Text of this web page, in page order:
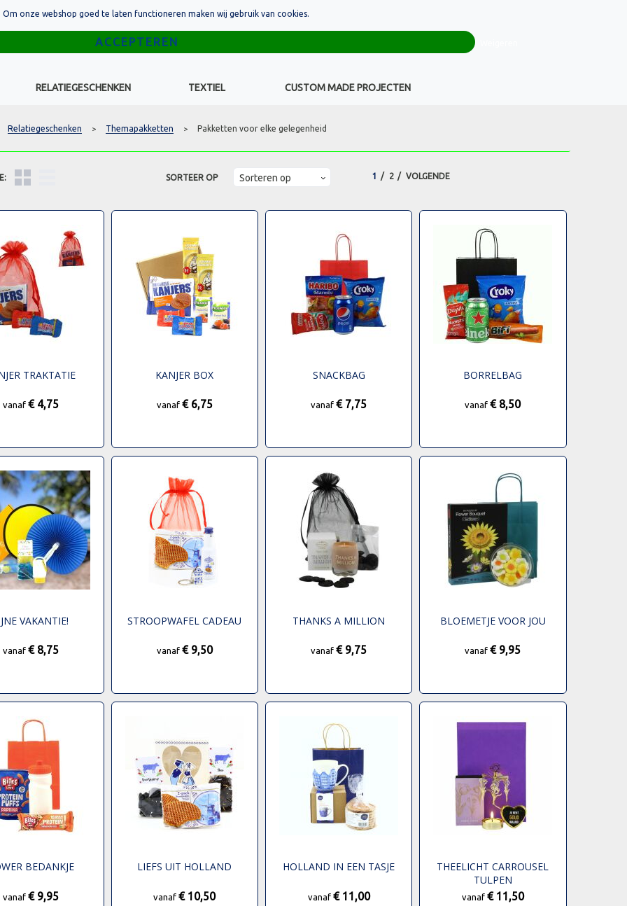
+32(0)16 43 54 19
RELATIEGESCHENKEN TEXTIEL CUSTOM MADE PROJECTEN
Relatiegeschenken > Themapakketten > Pakketten voor elke gelegenheid
SORTEER OP 1 2 VOLGENDE
TRAKTATIE
vanaf € 4,75
KANJER BOX
vanaf € 6,75
SNACKBAG
vanaf€ 7,75
BORRELBAG
vanaf€ 8,50
VAKANTIE!
vanaf € 8,75
STROOPWAFEL CADEAU
vanaf € 9,50
THANKS A MILLION
vanaf€ 9,75
BLOEMETJE VOOR JOU
vanaf€ 9,95
BEDANKJE
vanaf € 9,95
LIEFS UIT HOLLAND
vanaf€ 10,50
HOLLAND IN EEN TASJE
vanaf € 11,00
THEELICHT CARROUSEL
TULPEN
vanaf € 11,50
Om onze webshop goed te laten functioneren maken wij gebruik van cookies.